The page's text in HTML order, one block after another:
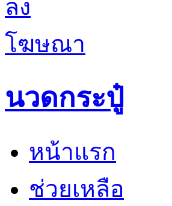
นวดกระปู๋
หน้าแรก
ช่วยเหลือ